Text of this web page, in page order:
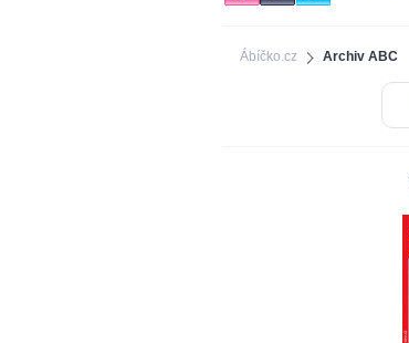
Ábíčko.cz Archiv ABC